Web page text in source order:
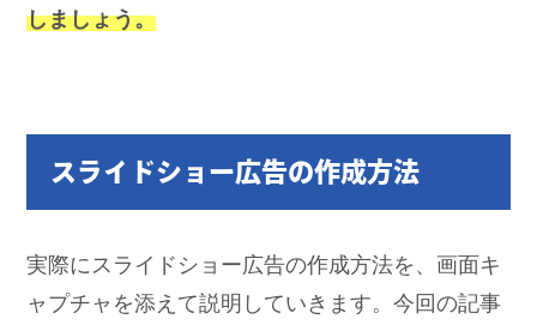
しましょう。
スライドショー広告の作成方法
実際にスライドショー広告の作成方法を、画面キ
ャプチャを添えて説明していきます。今回の記事